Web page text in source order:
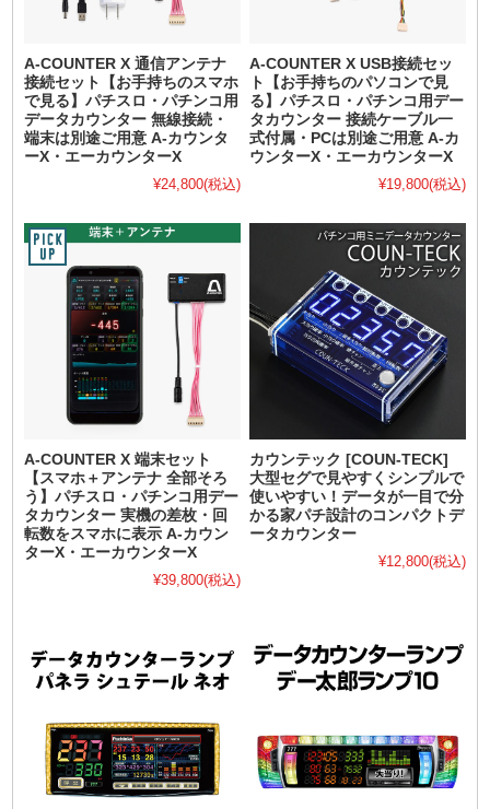
A-COUNTER X 通信アンテナ
接続セット【お手持ちのスマホ
で見る】パチスロ・パチンコ用
データカウンター 無線接続・
端末は別途ご用意 A-カウンタ
ーX・エーカウンターX
¥24,800(税込)
A-COUNTER X USB接続セッ
ト【お手持ちのパソコンで見
る】パチスロ・パチンコ用デー
タカウンター 接続ケーブル一
式付属・PCは別途ご用意 A-カ
ウンターX・エーカウンターX
¥19,800(税込)
A-COUNTER X 端末セット
【スマホ＋アンテナ 全部そろ
う】パチスロ・パチンコ用デー
タカウンター 実機の差枚・回
転数をスマホに表示 A-カウン
ターX・エーカウンターX
¥39,800(税込)
カウンテック [COUN-TECK]
大型セグで見やすくシンプルで
使いやすい！データが一目で分
かる家パチ設計のコンパクトデ
ータカウンター
¥12,800(税込)